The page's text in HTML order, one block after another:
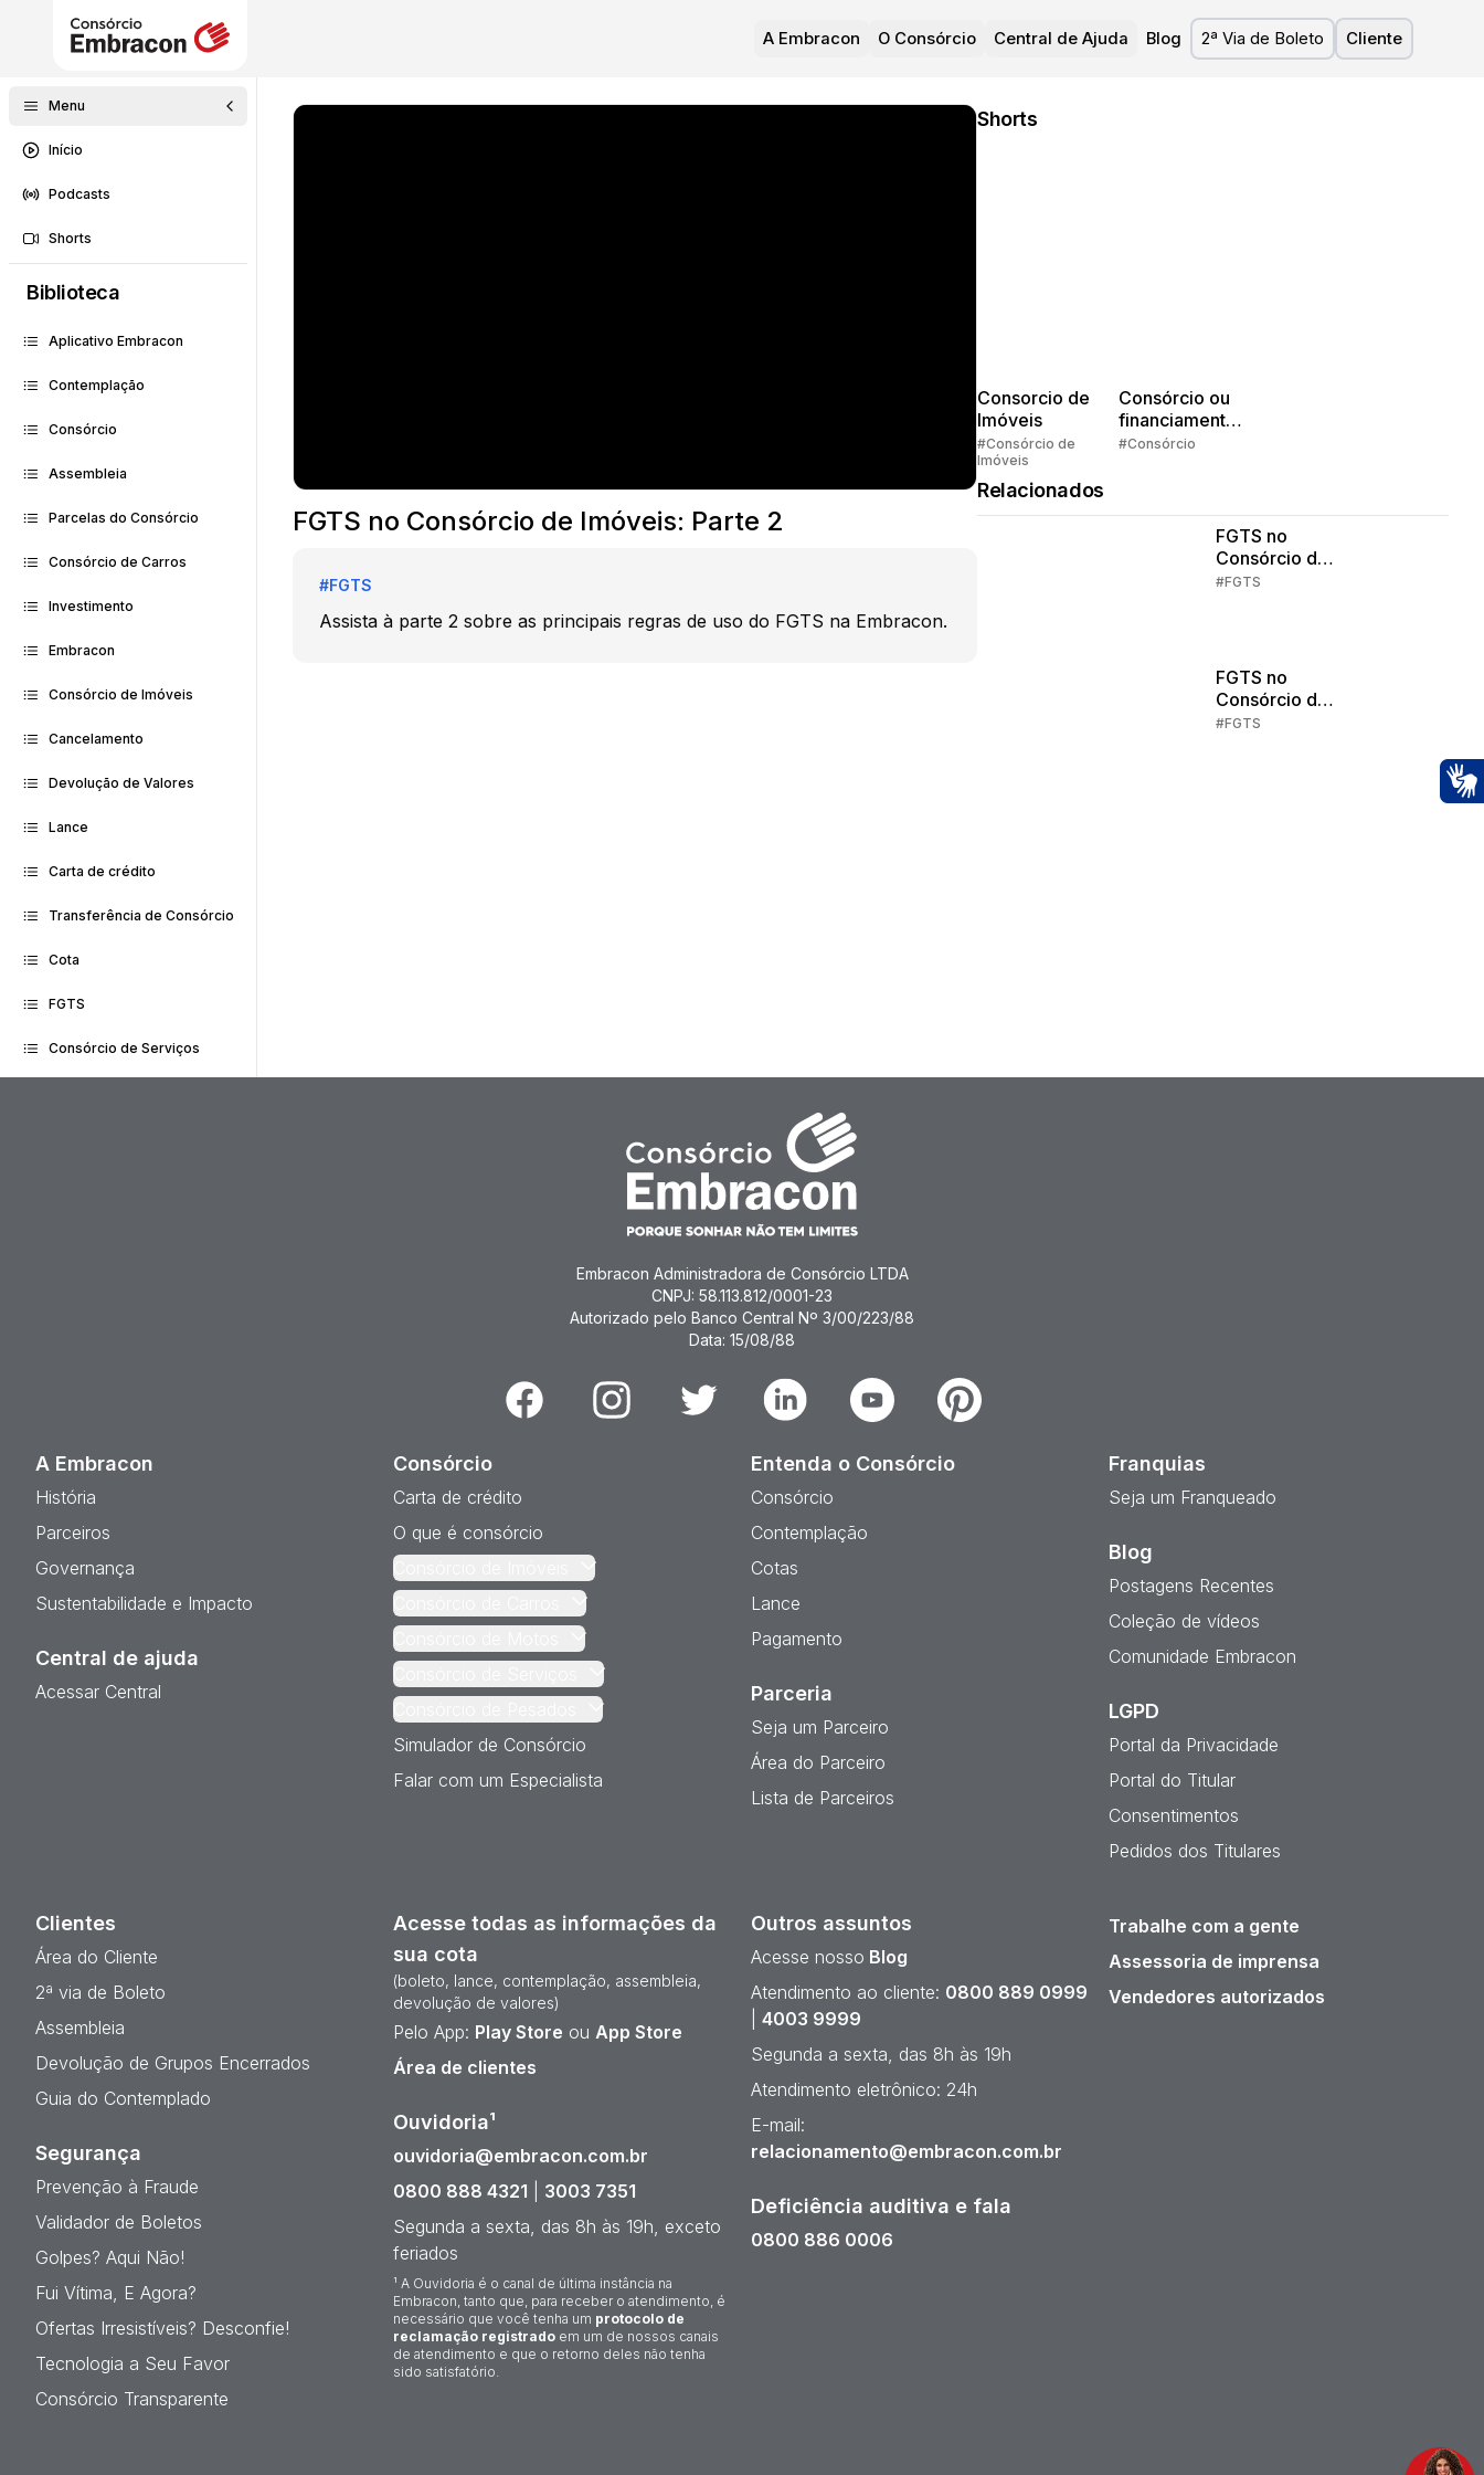
A Embracon O Consórcio Central de Ajuda Blog 2ª Via de Boleto Cliente
Menu
Início
Podcasts
Shorts
Biblioteca
Aplicativo Embracon
Contemplação
Consórcio
Assembleia
Parcelas do Consórcio
Consórcio de Carros
Investimento
Embracon
Consórcio de Imóveis
Cancelamento
Devolução de Valores
Lance
Carta de crédito
Transferência de Consórcio
Cota
FGTS
Consórcio de Serviços
FGTS no Consórcio de Imóveis: Parte 2
#FGTS
Assista à parte 2 sobre as principais regras de uso do FGTS na Embracon.
Shorts
Consorcio de
Imóveis
#Consórcio de
Imóveis
Consórcio ou
financiamento?
Quem pensa
#Consórcio
Relacionados
FGTS no
Consórcio de
Imóveis: Parte
#FGTS
FGTS no
Consórcio de
Imóveis: Parte
#FGTS
Embracon Administradora de Consórcio LTDA
CNPJ: 58.113.812/0001-23
Autorizado pelo Banco Central Nº 3/00/223/88
Data: 15/08/88
Facebook Instagram Twitter Linkedin Youtube Pinterest
A Embracon
História
Parceiros
Governança
Sustentabilidade e Impacto
Central de ajuda
Acessar Central
Consórcio
Carta de crédito
O que é consórcio
Simulador de Consórcio
Falar com um Especialista
Entenda o Consórcio
Consórcio
Contemplação
Cotas
Lance
Pagamento
Parceria
Seja um Parceiro
Área do Parceiro
Lista de Parceiros
Franquias
Seja um Franqueado
Blog
Postagens Recentes
Coleção de vídeos
Comunidade Embracon
LGPD
Portal da Privacidade
Portal do Titular
Consentimentos
Pedidos dos Titulares
Clientes
Área do Cliente
2ª via de Boleto
Assembleia
Devolução de Grupos Encerrados
Guia do Contemplado
Segurança
Prevenção à Fraude
Validador de Boletos
Golpes? Aqui Não!
Fui Vítima, E Agora?
Ofertas Irresistíveis? Desconfie!
Tecnologia a Seu Favor
Consórcio Transparente
Acesse todas as informações da
sua cota
(boleto, lance, contemplação, assembleia,
devolução de valores)
Pelo App: Play Store ou App Store
Área de clientes
Ouvidoria¹
ouvidoria@embracon.com.br
0800 888 4321
3003 7351
Segunda a sexta, das 8h às 19h, exceto
feriados
¹ A Ouvidoria é o canal de última instância na
Embracon, tanto que, para receber o atendimento, é
necessário que você tenha um protocolo de
reclamação registrado em um de nossos canais
de atendimento e que o retorno deles não tenha
sido satisfatório.
Outros assuntos
Acesse nosso Blog
Atendimento ao cliente: 0800 889 0999
4003 9999
Segunda a sexta, das 8h às 19h
Atendimento eletrônico: 24h
E-mail:
relacionamento@embracon.com.br
Deficiência auditiva e fala
0800 886 0006
Trabalhe com a gente
Assessoria de imprensa
Vendedores autorizados